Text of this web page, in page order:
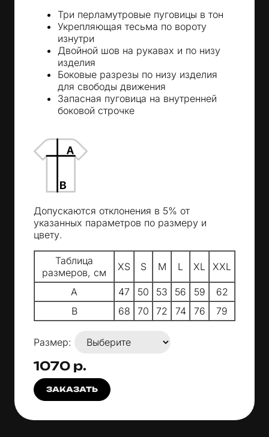
Три перламутровые пуговицы в тон
Укрепляющая тесьма по вороту
изнутри
Двойной шов на рукавах и по низу
изделия
Боковые разрезы по низу изделия
для свободы движения
Запасная пуговица на внутренней
боковой строчке
Допускаются отклонения в 5% от
указанных параметров по размеру и
цвету.
Таблица
размеров, см
XS S M L XL XXL
A 47 50 53 56 59
62
B
68 70 72 74 76 79
Размер:
1070 р.
ЗАКАЗАТЬ